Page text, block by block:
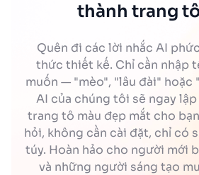
thành trang
Quên đi các lời nhắc AI
thức thiết kế. Chỉ cần nhập
muốn — "mèo", "lâu đài" hoặc
AI của chúng tôi sẽ ngay
trang tô màu đẹp mắt cho
hỏi, không cần cài đặt, chỉ có
túy. Hoàn hảo cho người mới
và những người sáng tạo